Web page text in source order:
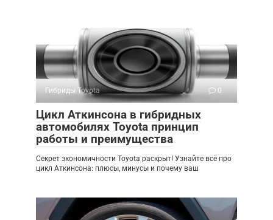
Гибриды Toyota 0
Цикл Аткинсона в гибридных
автомобилях Toyota принцип
работы и преимущества
Секрет экономичности Toyota раскрыт! Узнайте всё про
цикл Аткинсона: плюсы, минусы и почему ваш